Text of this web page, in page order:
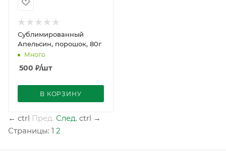
Сублимированный
Апельсин, порошок, 80г
Много
500 ₽/шт
В КОРЗИНУ
← ctrl Пред. След. ctrl →
Страницы: 1 2